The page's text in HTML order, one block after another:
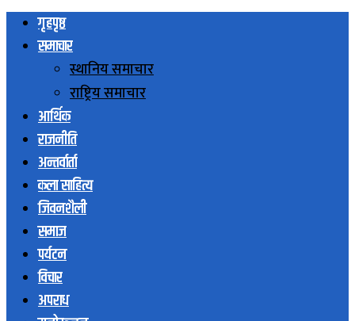
गृहपृष्ठ
समाचार
स्थानिय समाचार
राष्ट्रिय समाचार
आर्थिक
राजनीति
अन्तर्वार्ता
कला साहित्य
जिवनशैली
समाज
पर्यटन
विचार
अपराध